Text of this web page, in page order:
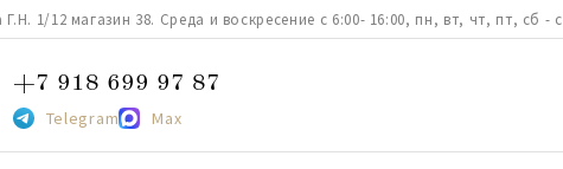
1/12 магазин 38. Среда и воскресение с 6:00- 16:00, пн, вт, чт, пт, сб - с
+7 918 699 97 87
Telegram Max